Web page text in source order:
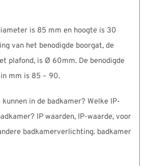
is 85 mm en hoogte is 30
van het benodigde boorgat, de
plafond, is Ø 60mm. De benodigde
mm is 85 – 90.